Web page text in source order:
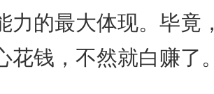
力的最大体现。毕竟
花钱，不然就白赚了